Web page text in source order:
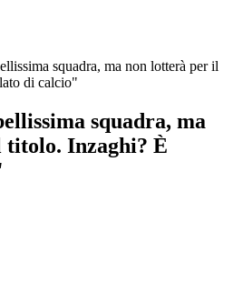
squadra, ma non lotterà per il
di calcio"
squadra, ma
Inzaghi? È